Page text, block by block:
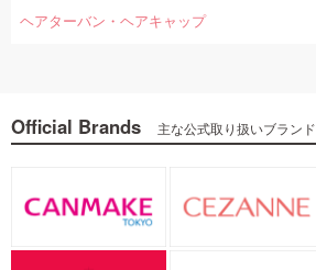
ヘアターバン・ヘアキャップ
Official Brands 主な公式取り扱いブランド